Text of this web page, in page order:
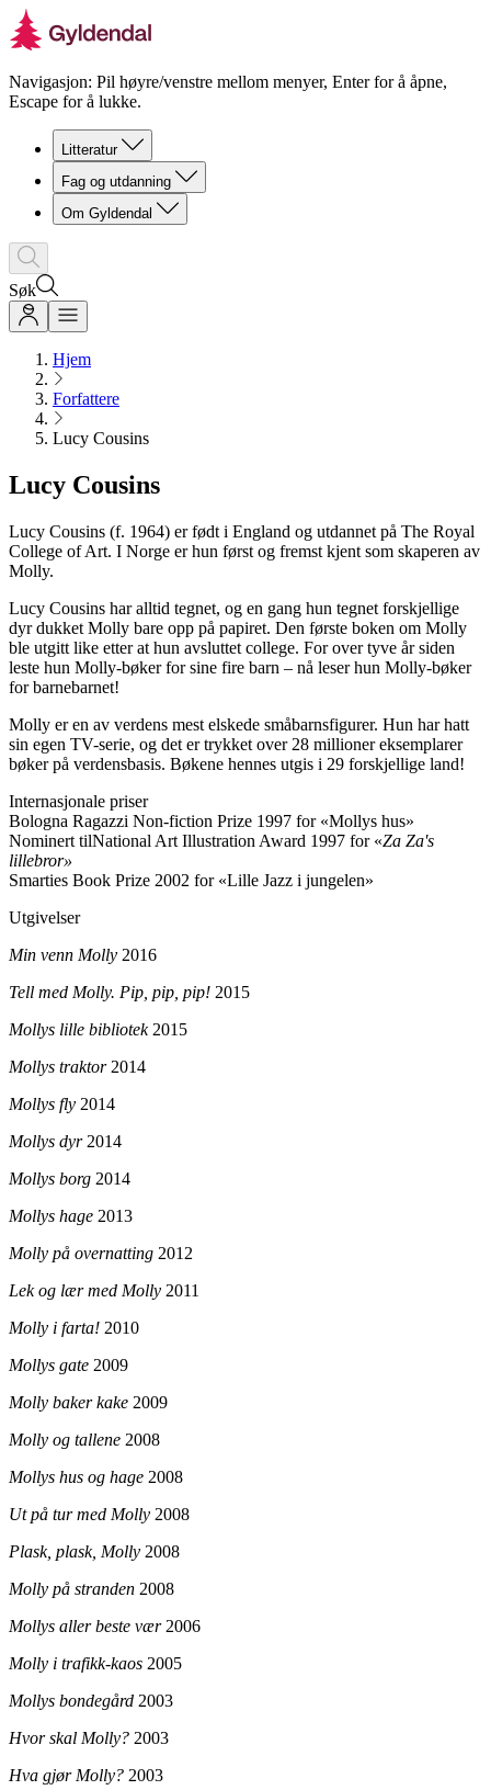
Navigasjon: Pil høyre/venstre mellom menyer, Enter for å åpne,
Escape for å lukke.
Litteratur
Fag og utdanning
Om Gyldendal
Søk
Hjem
Forfattere
Lucy Cousins
Lucy Cousins
Lucy Cousins (f. 1964) er født i England og utdannet på The Royal
College of Art. I Norge er hun først og fremst kjent som skaperen av
Molly.
Lucy Cousins har alltid tegnet, og en gang hun tegnet forskjellige
dyr dukket Molly bare opp på papiret. Den første boken om Molly
ble utgitt like etter at hun avsluttet college. For over tyve år siden
leste hun Molly-bøker for sine fire barn – nå leser hun Molly-bøker
for barnebarnet!
Molly er en av verdens mest elskede småbarnsfigurer. Hun har hatt
sin egen TV-serie, og det er trykket over 28 millioner eksemplarer
bøker på verdensbasis. Bøkene hennes utgis i 29 forskjellige land!
Internasjonale priser
Bologna Ragazzi Non-fiction Prize 1997 for «Mollys hus»
Nominert tilNational Art Illustration Award 1997 for «Za Za's
lillebror»
Smarties Book Prize 2002 for «Lille Jazz i jungelen»
Utgivelser
Min venn Molly 2016
Tell med Molly. Pip, pip, pip! 2015
Mollys lille bibliotek 2015
Mollys traktor 2014
Mollys fly 2014
Mollys dyr 2014
Mollys borg 2014
Mollys hage 2013
Molly på overnatting 2012
Lek og lær med Molly 2011
Molly i farta! 2010
Mollys gate 2009
Molly baker kake 2009
Molly og tallene 2008
Mollys hus og hage 2008
Ut på tur med Molly 2008
Plask, plask, Molly 2008
Molly på stranden 2008
Mollys aller beste vær 2006
Molly i trafikk-kaos 2005
Mollys bondegård 2003
Hvor skal Molly? 2003
Hva gjør Molly? 2003